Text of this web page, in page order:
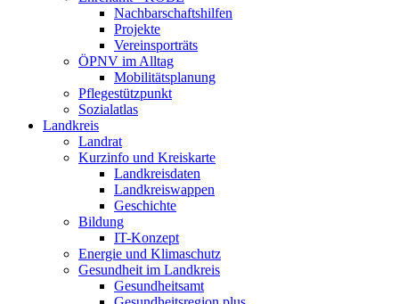
Nachbarschaftshilfen
Projekte
Vereinsporträts
ÖPNV im Alltag
Mobilitätsplanung
Pflegestützpunkt
Sozialatlas
Landkreis
Landrat
Kurzinfo und Kreiskarte
Landkreisdaten
Landkreiswappen
Geschichte
Bildung
IT-Konzept
Energie und Klimaschutz
Gesundheit im Landkreis
Gesundheitsamt